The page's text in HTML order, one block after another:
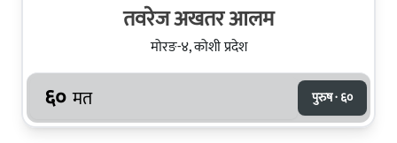
तवरेज अखतर आलम
मोरङ-४, कोशी प्रदेश
६० मत पुरुष · ६०